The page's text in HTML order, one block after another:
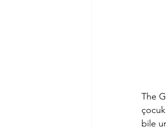
The
bile